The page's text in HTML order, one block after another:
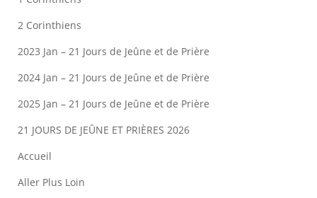
2 Corinthiens
2023 Jan – 21 Jours de Jeûne et de Prière
2024 Jan – 21 Jours de Jeûne et de Prière
2025 Jan – 21 Jours de Jeûne et de Prière
21 JOURS DE JEÛNE ET PRIÈRES 2026
Accueil
Aller Plus Loin